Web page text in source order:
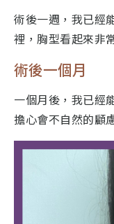
術後一週，我已經
裡，胸型看起來非
術後一個月
一個月後，我已經
擔心會不自然的顧